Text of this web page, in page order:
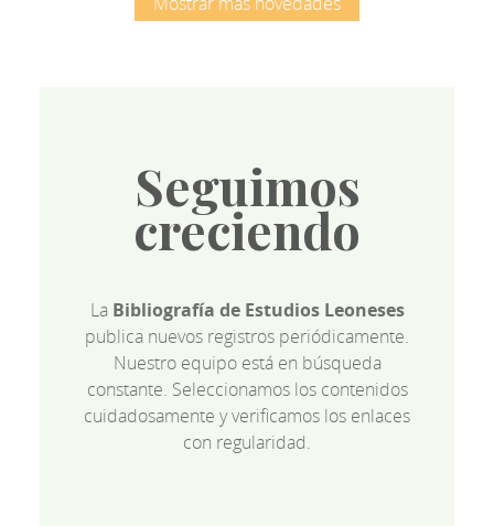
Seguimos
creciendo
La Bibliografía de Estudios Leoneses
publica nuevos registros periódicamente.
Nuestro equipo está en búsqueda
constante. Seleccionamos los contenidos
cuidadosamente y verificamos los enlaces
con regularidad.